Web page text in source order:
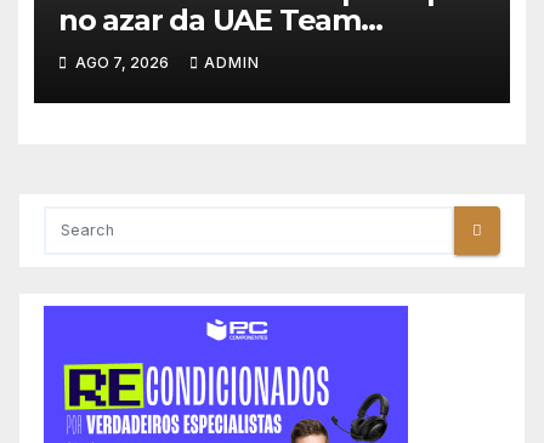
no azar da UAE Team
Emirates e vence na Volta a
Polónia
AGO 7, 2026 ADMIN